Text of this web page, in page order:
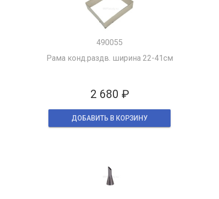
490055
Рама конд.раздв. ширина 22-41см
2 680 ₽
ДОБАВИТЬ В КОРЗИНУ